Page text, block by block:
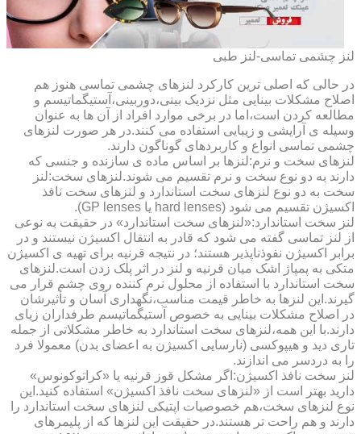
لنز چشمی تماسی-لنز طبی
در حالی که اصلی ترین کارکرد لنزهای چشمی تماسی هنوز هم
اصلاح مشکلات بینایی مثل نزدیک بینی،دوربینی،آستیگماتیسم و
مطالعه کردن است،اما در برخی موارد افراد از آن ها به عنوان
وسیله ی آرایشی و زیبایی استفاده می کنند.در هر صورت لنزهای
چشمی تماسی انواع و کاربردهای گوناگون دارند.
لنزهای سخت و نرم:لنزها بر اساس ماده ی سازنده و جنسی که
دارند به دو نوع سخت و نرم تقسیم می شوند.لنزهای سخت:لنز
سخت به دو نوع لنزهای سخت استاندارد و لنزهای سخت نافذ
اکسیژن تقسیم می شود (hard lenses یا GP lenses).
لنز سخت استاندارد:«لنزهای سخت استاندارد» در حقیقت به نوعی
از لنز تماسی گفته می شود که قادر به انتقال اکسیژن نیستند و در
برابر اکسیژن نفوذناپذیر هستند؛ در نتیجه قرنیه برای تهیه ی اکسیژن
متکی به پمپاژ اشک میان قرنیه و لنز در اثر پلک زدن است.لنزهای
سخت استاندارد با استفاده از محلول نرم کننده روی چشم قرار می
گیرند.این لنزها به خاطر قیمت مناسب،نگهداری آسان و تأثیرشان
در اصلاح مشکلات بینایی به خصوص آستیگماتیسم طرفداران زیای
دارند.با این همه،لنزهای سخت استاندارد به خاطر مشکلاتی از جمله
تاری دید و هیپوکسی (نارسایی اکسیژن به اعضای بدن) معمولا فرد
را به دردسر می اندازند.
لنز سخت نافذ اکسیژن:اگر مشکل قوز قرنیه یا «کراتوکونوس»
دارید بهتر است از «لنزهای سخت نافذ اکسیژن» استفاده کنید.این
نوع لنزهای سخت،هم خصوصیات اپتیکی لنزهای سخت استاندارد را
دارند و هم راحت تر هستند.در حقیقت این لنزها که از پلیمرهای